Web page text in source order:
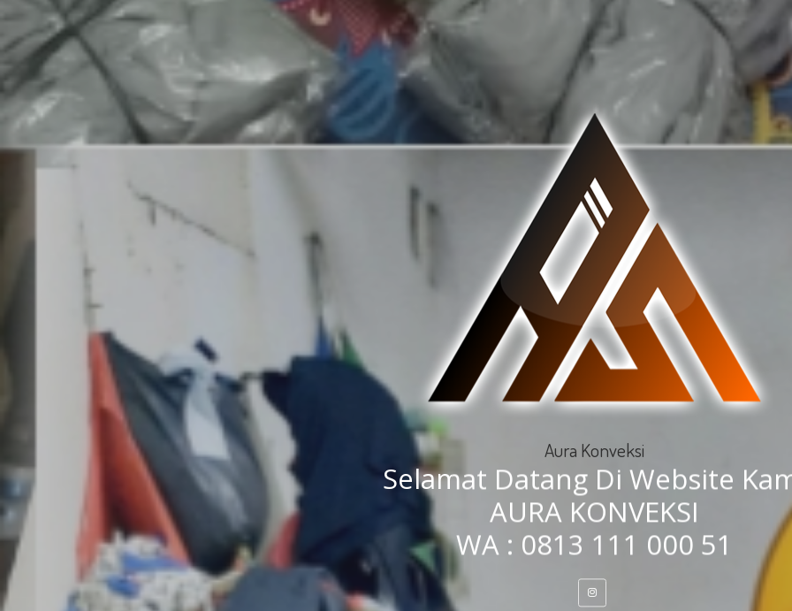
Aura Konveksi
Selamat Datang Di Website
AURA KONVEKSI
WA : 0813 111 000 51